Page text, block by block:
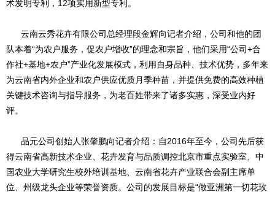
术发明专利，12项实用新型专利。
云南云秀花卉有限公司总经理段金辉向记者介绍，公司和他的团
队本着“为农户服务，促农户增收”的理念和宗旨，他们采用“公司+合
作社+基地+农户”产业化发展模式，利用自身品种、技术优势，多年来
为云南省内外企业和农户供应优质月季种苗，并提供免费的高效种植
关键技术咨询与指导服务，为老百姓带来了诸多实惠，深受业内好
评。
品元公司创始人张肇鹏向记者介绍：自2016年至今，公司先后获
得云南省高新技术企业、花卉发育与品质调控北京市重点实验室、中
国农业大学研究生校外培训基地、云南省花卉产业联合会副主席单
位、州级龙头企业等荣誉资质。公司的发展目标是“做亚洲第一切花玫